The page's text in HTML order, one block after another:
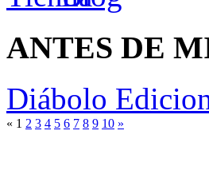
ANTES DE
Diábolo
« 1 2 3 4 5 6 7 8 9 10 »